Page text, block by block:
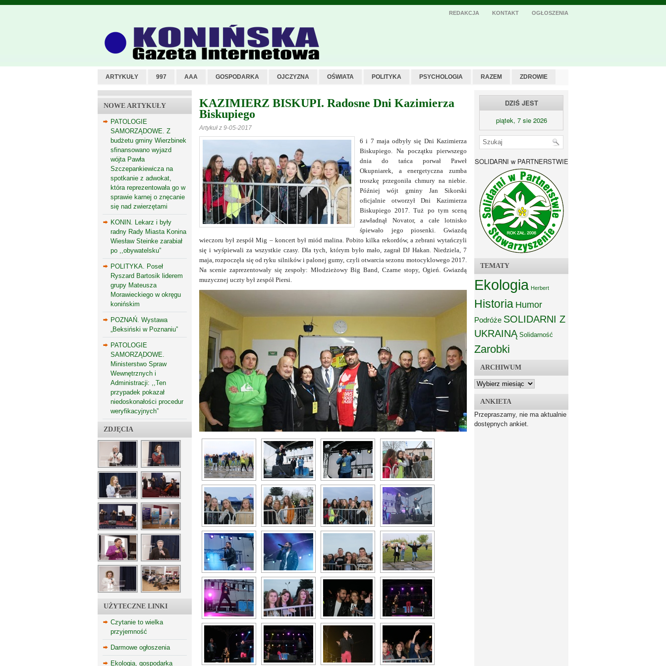
REDAKCJA KONTAKT OGŁOSZENIA
ARTYKUŁY 997 AAA GOSPODARKA OJCZYZNA OŚWIATA POLITYKA PSYCHOLOGIA RAZEM ZDROWIE
NOWE ARTYKUŁY
PATOLOGIE
SAMORZĄDOWE. Z
budżetu gminy Wierzbinek
sfinansowano wyjazd
wójta Pawła
Szczepankiewicza na
spotkanie z adwokat,
która reprezentowała go w
sprawie karnej o znęcanie
się nad zwierzętami
KONIN. Lekarz i były
radny Rady Miasta Konina
Wiesław Steinke zarabiał
po ,,obywatelsku”
POLITYKA. Poseł
Ryszard Bartosik liderem
grupy Mateusza
Morawieckiego w okręgu
konińskim
POZNAŃ. Wystawa
„Beksiński w Poznaniu”
PATOLOGIE
SAMORZĄDOWE.
Ministerstwo Spraw
Wewnętrznych i
Administracji: ,,Ten
przypadek pokazał
niedoskonałości procedur
weryfikacyjnych”
ZDJĘCIA
UŻYTECZNE LINKI
Czytanie to wielka
przyjemność
Darmowe ogłoszenia
Ekologia, gospodarka
KAZIMIERZ BISKUPI. Radosne Dni Kazimierza
Biskupiego
Artykuł z 9-05-2017
6 i 7 maja odbyły się Dni Kazimierza
Biskupiego. Na początku pierwszego
dnia do tańca porwał Paweł
Okupniarek, a energetyczna zumba
troszkę przegoniła chmury na niebie.
Później wójt gminy Jan Sikorski
oficjalnie otworzył Dni Kazimierza
Biskupiego 2017. Tuż po tym sceną
zawładnął Novator, a całe lotnisko
śpiewało jego piosenki. Gwiazdą
wieczoru był zespół Mig – koncert był miód malina. Pobito kilka rekordów, a zebrani wytańczyli
się i wyśpiewali za wszystkie czasy. Dla tych, którym było mało, zagrał DJ Hakan. Niedziela, 7
maja, rozpoczęła się od ryku silników i palonej gumy, czyli otwarcia sezonu motocyklowego 2017.
Na scenie zaprezentowały się zespoły: Młodzieżowy Big Band, Czarne stopy, Ogień. Gwiazdą
muzycznej uczty był zespół Piersi.
DZIŚ JEST
piątek, 7 sie 2026
SOLIDARNI w PARTNERSTWIE
TEMATY
Ekologia Herbert
Historia Humor
Podróże SOLIDARNI Z
UKRAINĄ Solidarność
Zarobki
ARCHIWUM
ANKIETA
Przepraszamy, nie ma aktualnie
dostępnych ankiet.